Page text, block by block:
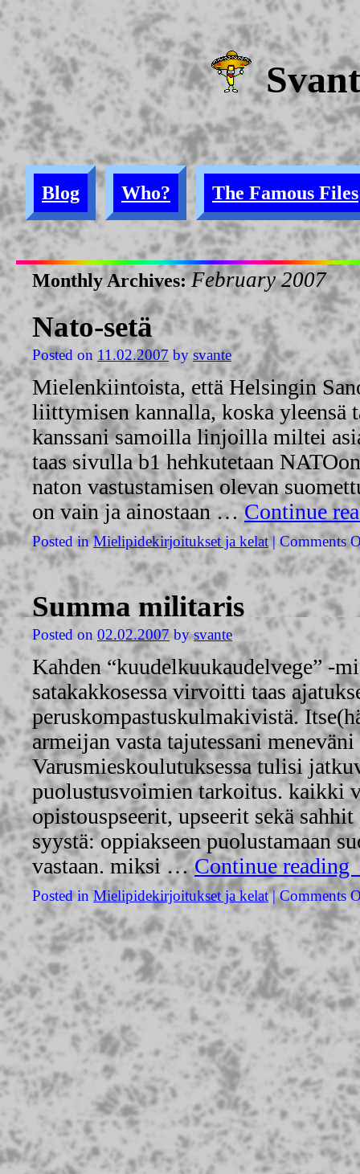
Blog Who? The Famous Files
Monthly Archives:February 2007
Nato-setä
Posted on 11.02.2007 by svante
Mielenkiintoista, että Helsingin
liittymisen kannalla, koska yleensä
kanssani samoilla linjoilla miltei
taas sivulla b1 hehkutetaan
naton vastustamisen olevan
on vain ja ainostaan …Continue
Posted in Mielipidekirjoitukset ja kelat | Comments
Summa militaris
Posted on 02.02.2007 by svante
Kahden “kuudelkuukaudelvege” -
satakakkosessa virvoitti taas
peruskompastuskulmakivistä.
armeijan vasta tajutessani
Varusmieskoulutuksessa tulisi
puolustusvoimien tarkoitus. kaikki
opistouspseerit, upseerit sekä
syystä: oppiakseen puolustamaan
vastaan. miksi …Continue reading
Posted in Mielipidekirjoitukset ja kelat | Comments